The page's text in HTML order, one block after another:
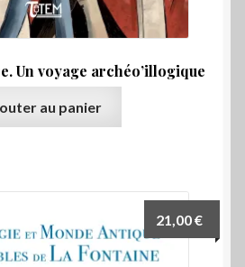
Un voyage archéo’illogique
au panier
21,00€